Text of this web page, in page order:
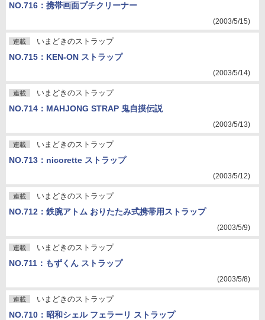
NO.716：携帯画面プチクリーナー
(2003/5/15)
連載 いまどきのストラップ
NO.715：KEN-ON ストラップ
(2003/5/14)
連載 いまどきのストラップ
NO.714：MAHJONG STRAP 鬼自摸伝説
(2003/5/13)
連載 いまどきのストラップ
NO.713：nicorette ストラップ
(2003/5/12)
連載 いまどきのストラップ
NO.712：鉄腕アトム おりたたみ式携帯用ストラップ
(2003/5/9)
連載 いまどきのストラップ
NO.711：もずくん ストラップ
(2003/5/8)
連載 いまどきのストラップ
NO.710：昭和シェル フェラーリ ストラップ